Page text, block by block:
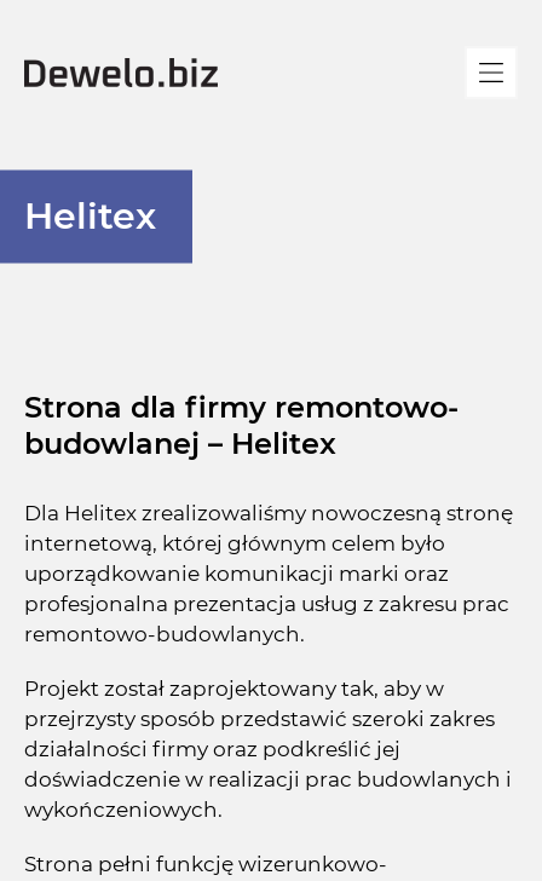
Helitex
Strona dla firmy remontowo-
budowlanej – Helitex
Dla Helitex zrealizowaliśmy nowoczesną stronę
internetową, której głównym celem było
uporządkowanie komunikacji marki oraz
profesjonalna prezentacja usług z zakresu prac
remontowo-budowlanych.
Projekt został zaprojektowany tak, aby w
przejrzysty sposób przedstawić szeroki zakres
działalności firmy oraz podkreślić jej
doświadczenie w realizacji prac budowlanych i
wykończeniowych.
Strona pełni funkcję wizerunkowo-